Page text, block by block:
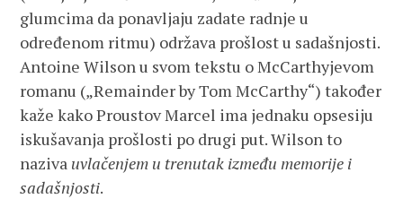
glumcima da ponavljaju zadate radnje u
određenom ritmu) održava prošlost u sadašnjosti.
Antoine Wilson u svom tekstu o McCarthyjevom
romanu („Remainder by Tom McCarthy“) također
kaže kako Proustov Marcel ima jednaku opsesiju
iskušavanja prošlosti po drugi put. Wilson to
naziva uvlačenjem u trenutak između memorije i
sadašnjosti.